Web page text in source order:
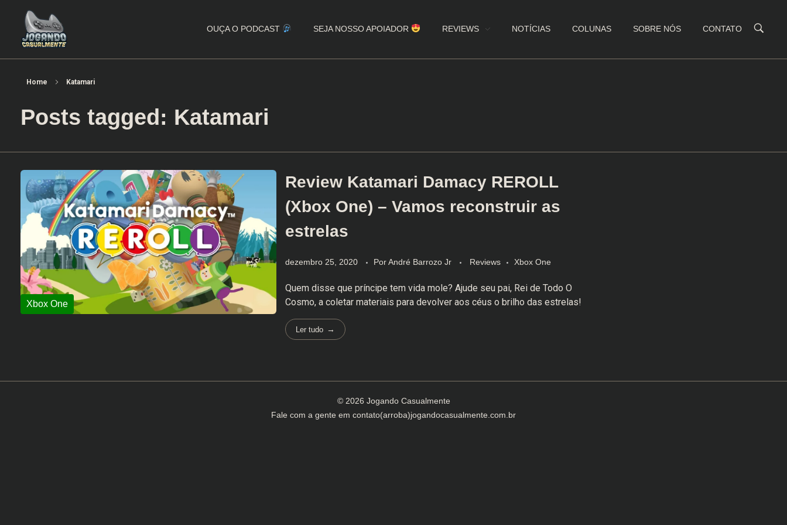
OUÇA O PODCAST SEJA NOSSO APOIADOR REVIEWS NOTÍCIAS COLUNAS SOBRE NÓS CONTATO
Home Katamari
Posts tagged: Katamari
Review Katamari Damacy REROLL
(Xbox One) – Vamos reconstruir as
estrelas
dezembro 25, 2020 PorAndré Barrozo Jr Reviews Xbox One
Quem disse que príncipe tem vida mole? Ajude seu pai, Rei de Todo O
Cosmo, a coletar materiais para devolver aos céus o brilho das estrelas!
Ler tudo
© 2026 Jogando Casualmente
Fale com a gente em contato(arroba)jogandocasualmente.com.br